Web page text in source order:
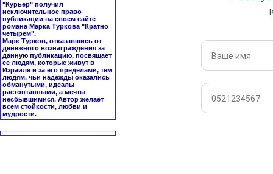
"Курьер" получил
исключительное право
публикации на своем сайте
романа Марка Туркова "Кратно
четырем".
Марк Турков, отказавшись от
денежного вознаграждения за
данную публикацию, посвящает
ее людям, которые живут в
Израиле и за его пределами, тем
людям, чьи надежды оказались
обманутыми, идеалы
растоптанными, а мечты
несбывшимися. Автор желает
всем стойкости, любви и
мудрости.